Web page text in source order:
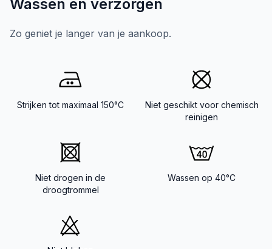
Wassen en verzorgen
Zo geniet je langer van je aankoop.
Strijken tot maximaal 150°C
Niet geschikt voor chemisch
reinigen
Niet drogen in de
droogtrommel
Wassen op 40°C